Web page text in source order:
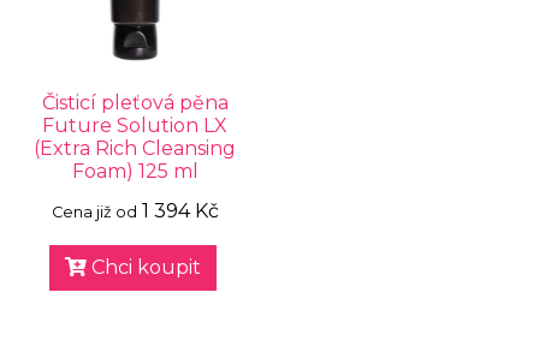
Čisticí pleťová pěna
Future Solution LX
(Extra Rich Cleansing
Foam) 125 ml
Cena již od 1 394 Kč
Chci koupit